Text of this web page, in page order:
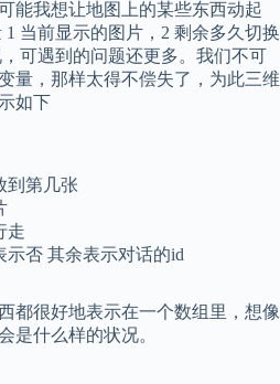
能我想让地图上的某些东西动起
当前显示的图片，2 剩余多久切换
可遇到的问题还更多。我们不可
量，那样太得不偿失了，为此三维
如下
到第几张
走
示否 其余表示对话的id
都很好地表示在一个数组里，想像
是什么样的状况。